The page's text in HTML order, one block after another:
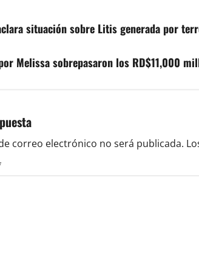
situación sobre Litis generada por
Melissa sobrepasaron los RD$11,000
correo electrónico no será publicada.